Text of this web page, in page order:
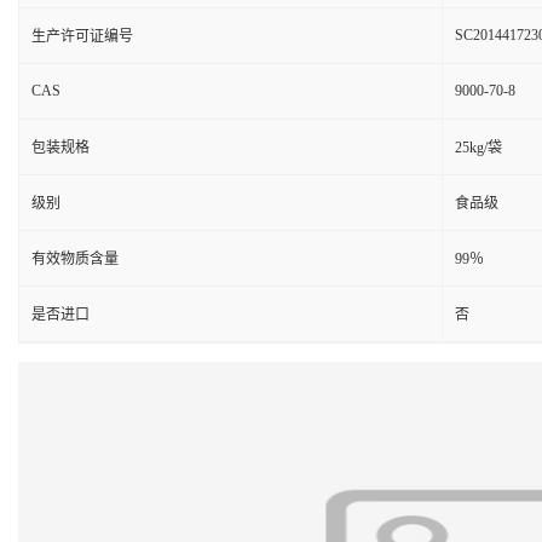
生产许可证编号
CAS 9000-70-8
包装规格 25kg/袋
级别 食品级
有效物质含量 99％
是否进口 否